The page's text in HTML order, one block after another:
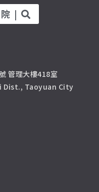
|
管理大樓418室
Dist., Taoyuan City